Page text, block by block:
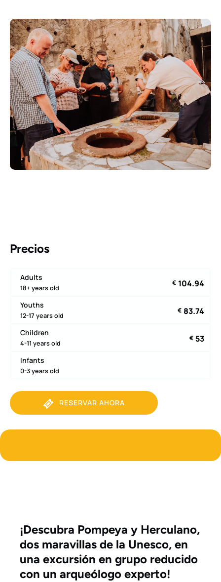
Precios
Adults
18+ years old
€ 104.94
Youths
12-17 years old
€ 83.74
Children
4-11 years old
€ 53
Infants
0-3 years old
RESERVAR AHORA
¡Descubra Pompeya y Herculano,
dos maravillas de la Unesco, en
una excursión en grupo reducido
con un arqueólogo experto!